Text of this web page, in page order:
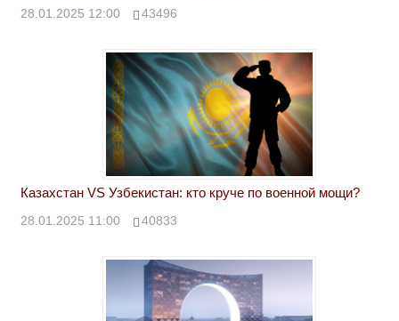
28.01.2025 12:00 43496
Казахстан VS Узбекистан: кто круче по военной мощи?
28.01.2025 11:00 40833